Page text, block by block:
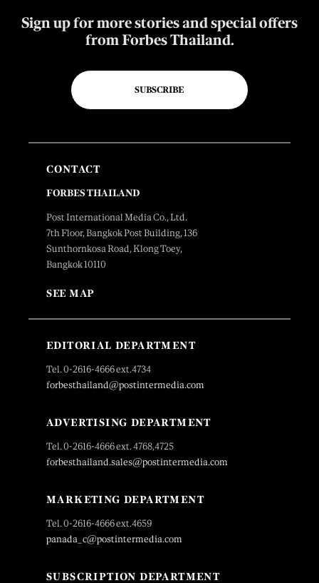
Sign up for more stories and special offers
from Forbes Thailand.
SUBSCRIBE
CONTACT
FORBES THAILAND
Post International Media Co., Ltd.
7th Floor, Bangkok Post Building, 136
Sunthornkosa Road, Klong Toey,
Bangkok 10110
SEE MAP
EDITORIAL DEPARTMENT
Tel. 0-2616-4666 ext.4734
forbesthailand@postintermedia.com
ADVERTISING DEPARTMENT
Tel. 0-2616-4666 ext. 4768,4725
forbesthailand.sales@postintermedia.com
MARKETING DEPARTMENT
Tel. 0-2616-4666 ext.4659
panada_c@postintermedia.com
SUBSCRIPTION DEPARTMENT